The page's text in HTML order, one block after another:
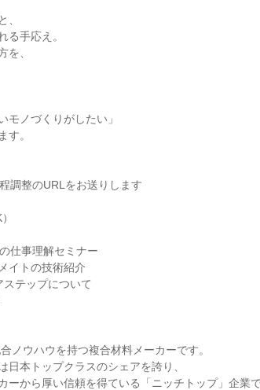
、
る手応え。
を、
モノづくりがしたい」
す。
調整のURLをお送りします
仕事理解セミナー
イトの技術紹介
ステップについて
ノウハウを持つ複合材料メーカーです。
本トップクラスのシェアを誇り、
ーから厚い信頼を得ている「ニッチトップ」企業